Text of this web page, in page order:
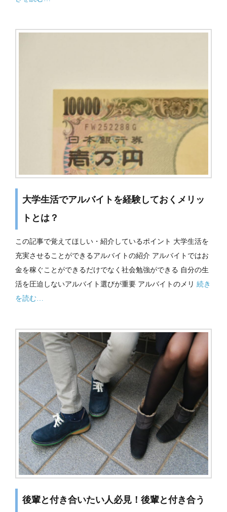
大学生活でアルバイトを経験しておくメリッ
トとは？
この記事で覚えてほしい・紹介しているポイント 大学生活を
充実させることができるアルバイトの紹介 アルバイトではお
金を稼ぐことができるだけでなく社会勉強ができる 自分の生
活を圧迫しないアルバイト選びが重要 アルバイトのメリ 続き
を読む…
後輩と付き合いたい人必見！後輩と付き合う